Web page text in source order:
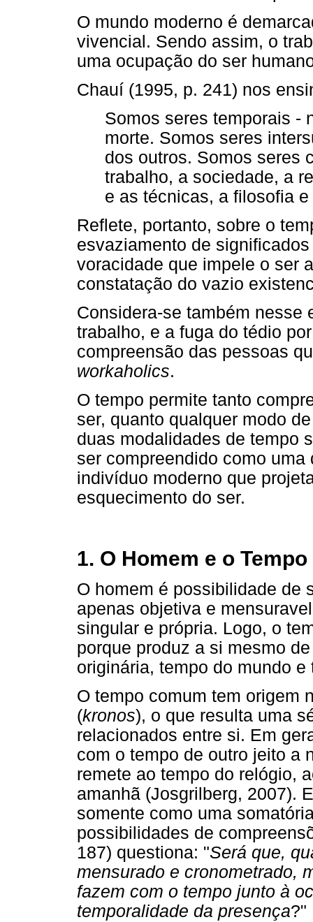
O mundo moderno é
vivencial. Sendo assim, o
uma ocupação do ser
Chauí (1995, p. 241) nos
Somos seres temporais -
morte. Somos seres
dos outros. Somos seres
trabalho, a sociedade, a
e as técnicas, a filosofia
Reflete, portanto, sobre o
esvaziamento de
voracidade que impele o ser
constatação do vazio
Considera-se também nesse
trabalho, e a fuga do tédio
compreensão das pessoas
workaholics.
O tempo permite tanto
ser, quanto qualquer modo
duas modalidades de tempo
ser compreendido como
indivíduo moderno que
esquecimento do ser.
1. O Homem e o
O homem é possibilidade de
apenas objetiva e
singular e própria. Logo, o
porque produz a si mesmo
originária, tempo do mundo
O tempo comum tem origem
(kronos), o que resulta uma
relacionados entre si. Em
com o tempo de outro jeito a
remete ao tempo do relógio,
amanhã (Josgrilberg, 2007).
somente como uma
possibilidades de
187) questiona: "Será que,
mensurado e cronometrado,
fazem com o tempo junto à
temporalidade da presença?"